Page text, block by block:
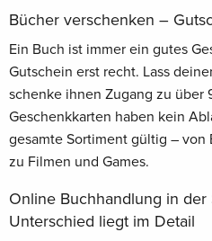
Bücher verschenken –
Ein Buch ist immer ein gutes
Gutschein erst recht. Lass
schenke ihnen Zugang zu über
Geschenkkarten haben kein
gesamte Sortiment gültig – von
zu Filmen und Games.
Online Buchhandlung in
Unterschied liegt im Detail